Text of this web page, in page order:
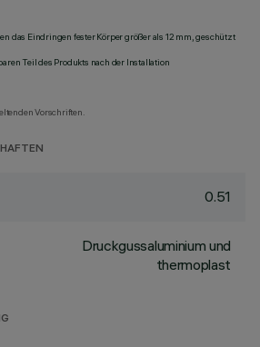
das Eindringen fester Körper größer als 12 mm, geschützt
Teil des Produkts nach der Installation
Vorschriften.
0.51
Druckgussaluminium und
thermoplast